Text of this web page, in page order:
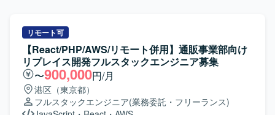
リモート可
【React/PHP/AWS/リモート併用】通販事業部向け
リプレイス開発フルスタックエンジニア募集
〜900,000円/月
港区（東京都）
フルスタックエンジニア(業務委託・フリーランス)